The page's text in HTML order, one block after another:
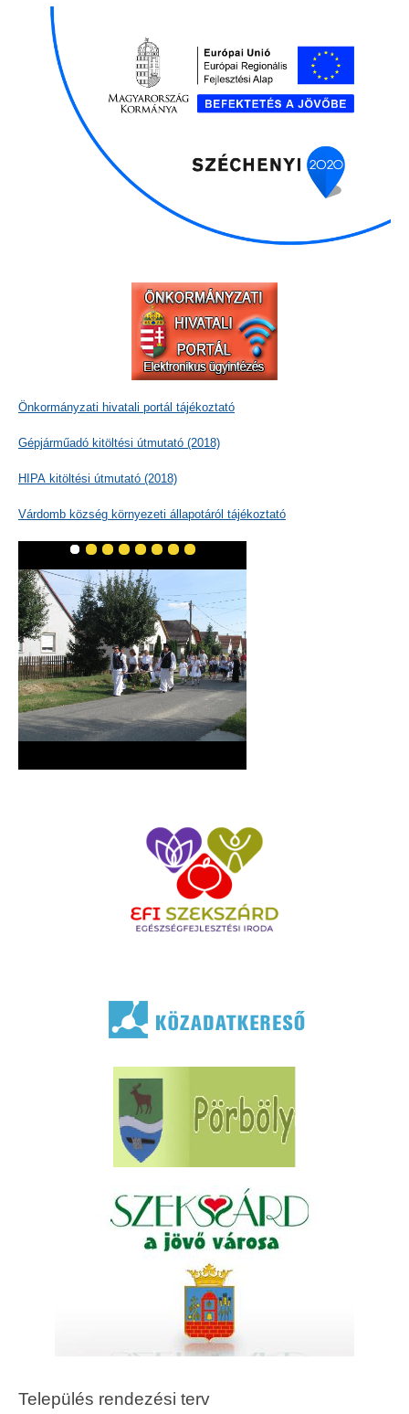
Önkormányzati hivatali portál tájékoztató
Gépjárműadó kitöltési útmutató (2018)
HIPA kitöltési útmutató (2018)
Várdomb község környezeti állapotáról tájékoztató
Település rendezési terv